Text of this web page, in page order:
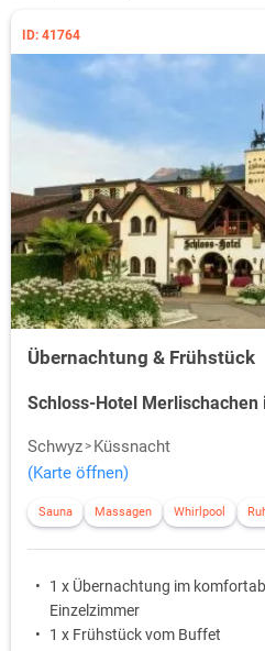
ID: 41764
Übernachtung & Frühstück
Schloss-Hotel Merlischachen
Schwyz
Küssnacht
(Karte öffnen)
Sauna Massagen Whirlpool
1 x Übernachtung im
Einzelzimmer
1 x Frühstück vom Buffet